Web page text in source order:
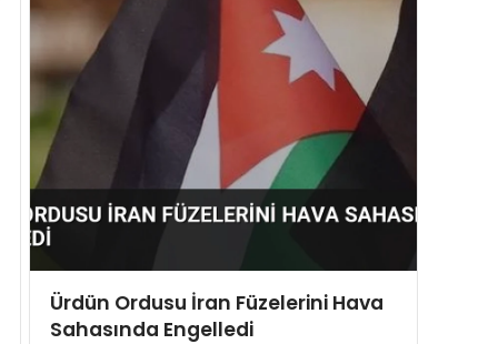
Ürdün Ordusu İran Füzelerini Hava
Sahasında Engelledi